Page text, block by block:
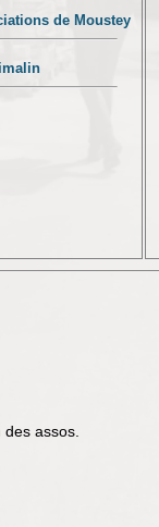
de Moustey
assos.